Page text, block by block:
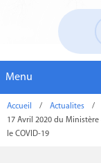
Menu
Accueil / Actualites /
17 Avril 2020 du
le COVID-19